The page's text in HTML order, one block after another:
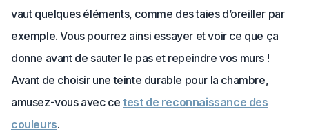
vaut quelques éléments, comme des taies d’oreiller par
exemple. Vous pourrez ainsi essayer et voir ce que ça
donne avant de sauter le pas et repeindre vos murs !
Avant de choisir une teinte durable pour la chambre,
amusez-vous avec ce test de reconnaissance des
couleurs.